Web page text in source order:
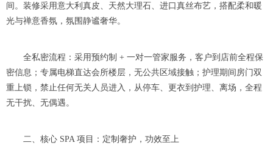
间。装修采用意大利真皮、天然大理石、进口真丝布艺，搭配柔和暖
光与禅意香氛，氛围静谧奢华。
全私密流程：采用预约制 + 一对一管家服务，客户到店前全程保
密信息；专属电梯直达会所楼层，无公共区域接触；护理期间房门双
重上锁，禁止任何无关人员进入，从停车、更衣到护理、离场，全程
无干扰、无偶遇。
二、核心 SPA 项目：定制奢护，功效至上